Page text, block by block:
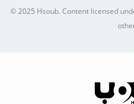
© 2025Hsoub.Content licensed